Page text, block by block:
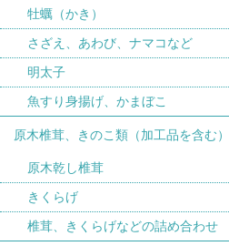
牡蠣（かき）
さざえ、あわび、ナマコなど
明太子
魚すり身揚げ、かまぼこ
原木椎茸、きのこ類（加工品を含む）
原木乾し椎茸
きくらげ
椎茸、きくらげなどの詰め合わせ